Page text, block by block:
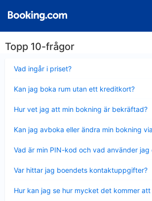
Topp 10-frågor
Vad ingår i priset?
mindre
Kan jag boka rum utan ett kreditkort?
mindre
Hur vet jag att min bokning är bekräftad?
mindre
Kan jag avboka eller ändra min bokning
mindre
Vad är min PIN-kod och vad använder jag
mindre
Var hittar jag boendets kontaktuppgifter?
mindre
Hur kan jag se hur mycket det kommer att
mindre